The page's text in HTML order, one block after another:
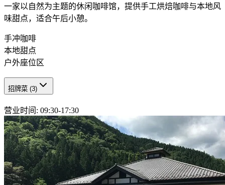
一家以自然为主题的休闲咖啡馆，提供手工烘焙咖啡与本地风
味甜点，适合午后小憩。
手冲咖啡
本地甜点
户外座位区
招牌菜 (3)
营业时间 : 09:30-17:30